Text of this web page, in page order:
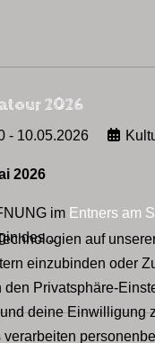
2026
- 10.05.2026
2026
im Entners am
des...
auf
einzubinden oder
Privatsphäre-
deine Einwilligung